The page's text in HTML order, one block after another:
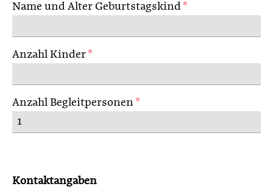
Name und Alter Geburtstagskind *
Anzahl Kinder *
Anzahl Begleitpersonen *
Kontaktangaben